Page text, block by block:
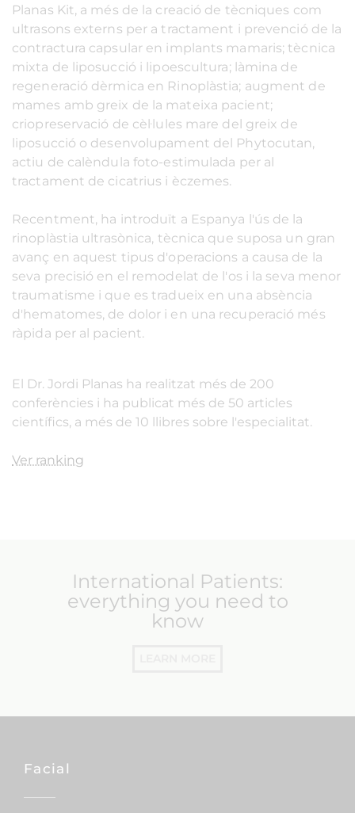
Planas Kit, a més de la creació de tècniques com
ultrasons externs per a tractament i prevenció de la
contractura capsular en implants mamaris; tècnica
mixta de liposucció i lipoescultura; làmina de
regeneració dèrmica en Rinoplàstia; augment de
mames amb greix de la mateixa pacient;
criopreservació de cèl·lules mare del greix de
liposucció o desenvolupament del Phytocutan,
actiu de calèndula foto-estimulada per al
tractament de cicatrius i èczemes.
Recentment, ha introduït a Espanya l'ús de la
rinoplàstia ultrasònica, tècnica que suposa un gran
avanç en aquest tipus d'operacions a causa de la
seva precisió en el remodelat de l'os i la seva menor
traumatisme i que es tradueix en una absència
d'hematomes, de dolor i en una recuperació més
ràpida per al pacient.
El Dr. Jordi Planas ha realitzat més de 200
conferències i ha publicat més de 50 articles
científics, a més de 10 llibres sobre l'especialitat.
Ver ranking
International Patients:
everything you need to
know
Facial